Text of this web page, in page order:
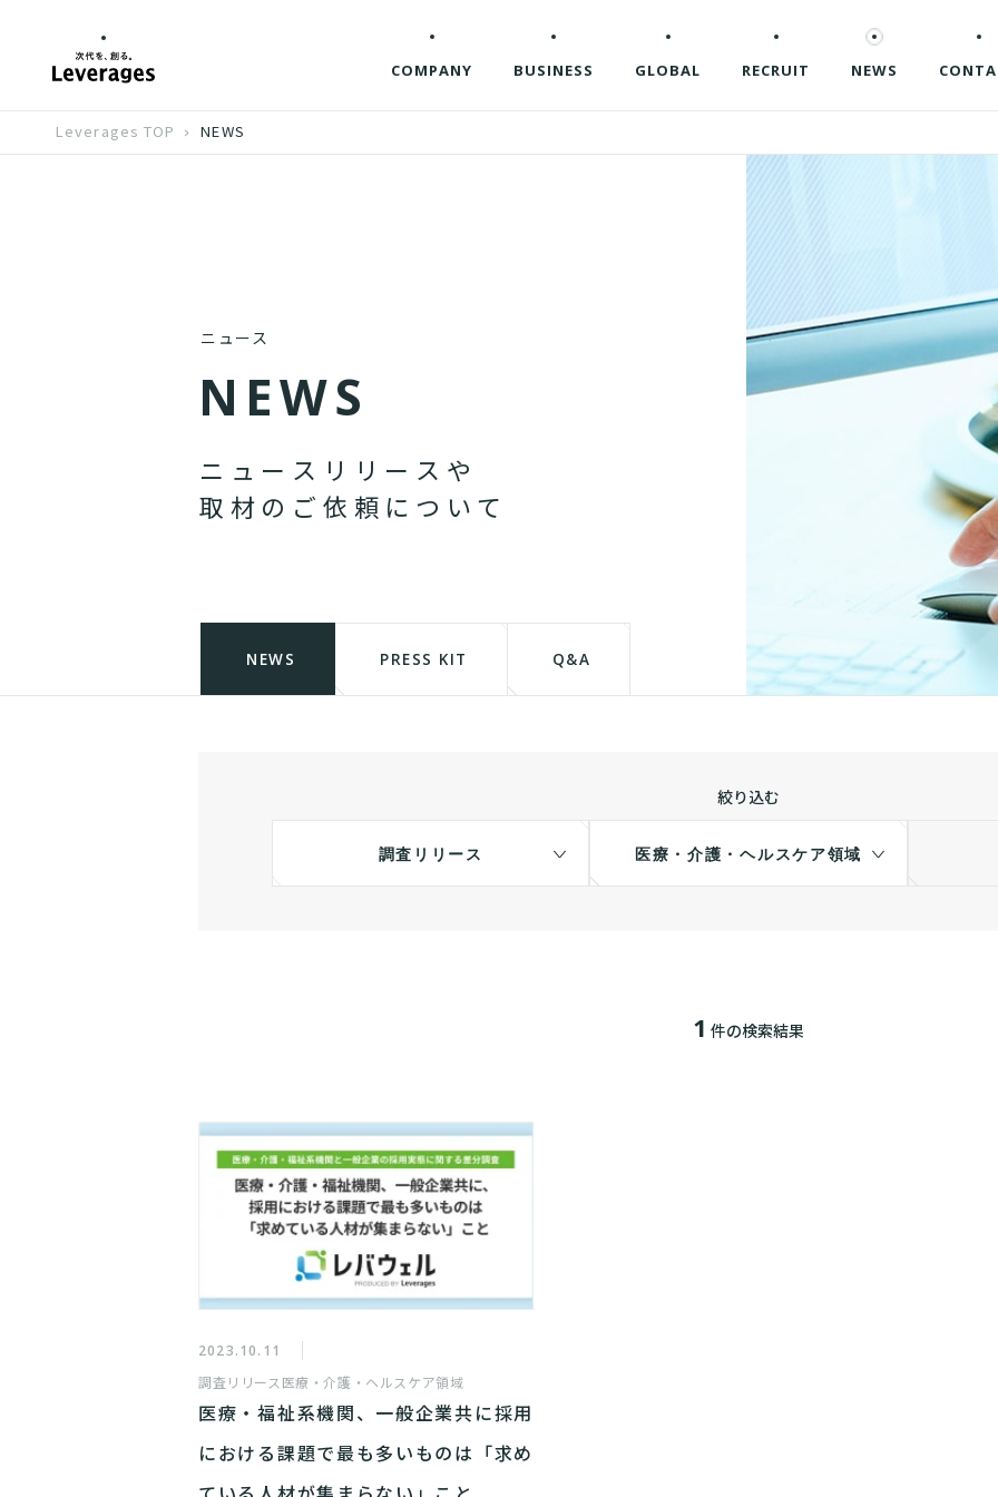
COMPANY BUSINESS GLOBAL RECRUIT NEWS
Leverages TOP NEWS
ニュース
N EWS
ニ ュ ー ス リ リ ー ス や
取 材 の ご 依 頼 に つ い て
NEWS PRESS KIT Q&A
絞り込む
調査リリース 医療・介護・ヘルスケア領域
1 件の検索結果
2023.10.11
調査リリース医療・介護・ヘルスケア領域
医療・福祉系機関、一般企業共に採用
における課題で最も多いものは「求め